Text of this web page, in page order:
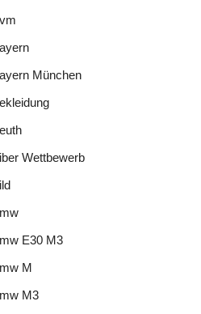
München
Wettbewerb
E30 M3
M
M3